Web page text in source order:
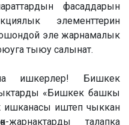
фасаддарын
элементтерин
ошондой эле жарнамалык
тыюу салынат.
ишкерлер! Бишкек
«Бишкек башкы
ишканасы иштеп чыккан
жарнактарды талапка